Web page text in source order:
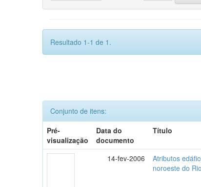
Resultado 1-1 de 1.
Conjunto de itens:
Pré-
visualização
Data do
documento
Título
14-fev-2006
Atributos
noroeste do